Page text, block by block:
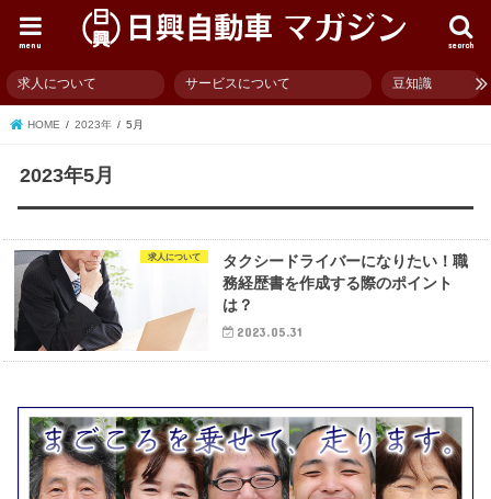
search
menu
求人について サービスについて 豆知識
HOME 2023年 5月
2023年5月
求人について
タクシードライバーになりたい！職
務経歴書を作成する際のポイント
は？
2023.05.31